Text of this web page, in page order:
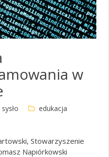
w
edukacja
Stowarzyszenie
Napiórkowski